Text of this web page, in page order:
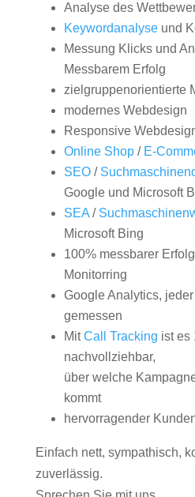
Analyse des
Keywordanalyseund
Messung Klicks und
Messbarem Erfolg
zielgruppenorientierte
modernes Webdesign
Responsive
Online Shop/ E-
SEO/
Google und Microsoft
SEA/
Microsoft Bing
100% messbarer
Monitorring
Google Analytics,
gemessen
MitCall Tracking ist es
nachvollziehbar,
über welche
kommt
hervorragender
Einfach nett, sympathisch,
zuverlässig.